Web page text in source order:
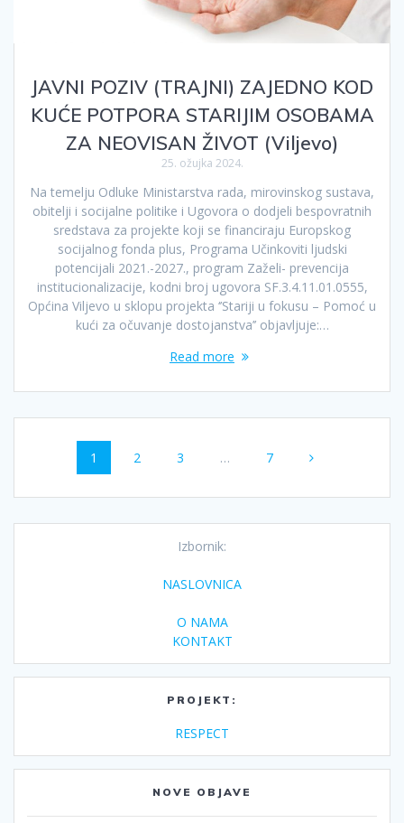
JAVNI POZIV (TRAJNI) ZAJEDNO KOD
KUĆE POTPORA STARIJIM OSOBAMA
ZA NEOVISAN ŽIVOT (Viljevo)
25. ožujka 2024.
Na temelju Odluke Ministarstva rada, mirovinskog sustava,
obitelji i socijalne politike i Ugovora o dodjeli bespovratnih
sredstava za projekte koji se financiraju Europskog
socijalnog fonda plus, Programa Učinkoviti ljudski
potencijali 2021.-2027., program Zaželi- prevencija
institucionalizacije, kodni broj ugovora SF.3.4.11.01.0555,
Općina Viljevo u sklopu projekta ‘’Stariji u fokusu – Pomoć u
kući za očuvanje dostojanstva’’ objavljuje:…
Read more
Posts
navigation
Page
1 Page
2 Page
3 … Page
7
Izbornik:
NASLOVNICA
O NAMA
KONTAKT
PROJEKT:
RESPECT
NOVE OBJAVE